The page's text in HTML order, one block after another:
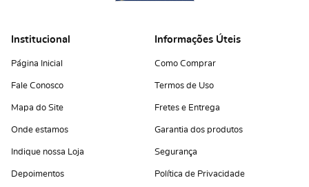
Institucional
Página Inicial
Fale Conosco
Mapa do Site
Onde estamos
Indique nossa Loja
Depoimentos
Informações Úteis
Como Comprar
Termos de Uso
Fretes e Entrega
Garantia dos produtos
Segurança
Política de Privacidade